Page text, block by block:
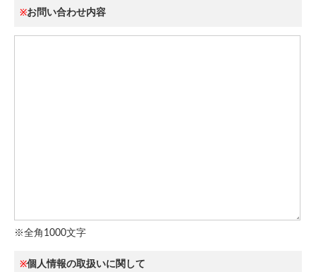
※お問い合わせ内容
※全角1000文字
※個人情報の取扱いに関して